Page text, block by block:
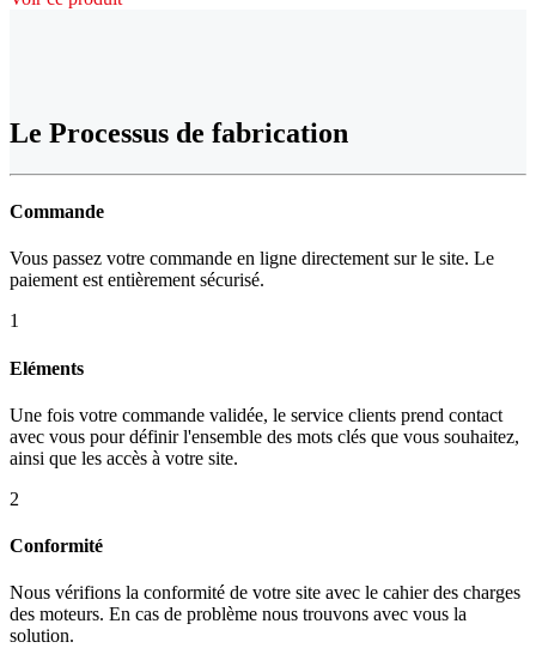
Le Processus de fabrication
Commande
Vous passez votre commande en ligne directement sur le site. Le
paiement est entièrement sécurisé.
1
Eléments
Une fois votre commande validée, le service clients prend contact
avec vous pour définir l'ensemble des mots clés que vous souhaitez,
ainsi que les accès à votre site.
2
Conformité
Nous vérifions la conformité de votre site avec le cahier des charges
des moteurs. En cas de problème nous trouvons avec vous la
solution.